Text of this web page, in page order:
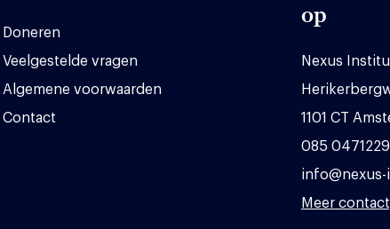
Doneren
Veelgestelde vragen
Algemene voorwaarden
Contact
op
Nexus
1101 CT
085 0471229
Meer